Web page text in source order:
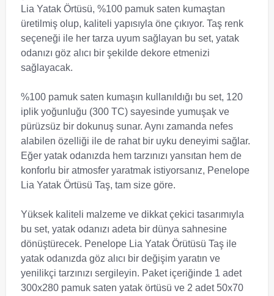
Lia Yatak Örtüsü, %100 pamuk saten kumaştan
üretilmiş olup, kaliteli yapısıyla öne çıkıyor. Taş renk
seçeneği ile her tarza uyum sağlayan bu set, yatak
odanızı göz alıcı bir şekilde dekore etmenizi
sağlayacak.
%100 pamuk saten kumaşın kullanıldığı bu set, 120
iplik yoğunluğu (300 TC) sayesinde yumuşak ve
pürüzsüz bir dokunuş sunar. Aynı zamanda nefes
alabilen özelliği ile de rahat bir uyku deneyimi sağlar.
Eğer yatak odanızda hem tarzınızı yansıtan hem de
konforlu bir atmosfer yaratmak istiyorsanız, Penelope
Lia Yatak Örtüsü Taş, tam size göre.
Yüksek kaliteli malzeme ve dikkat çekici tasarımıyla
bu set, yatak odanızı adeta bir dünya sahnesine
dönüştürecek. Penelope Lia Yatak Örütüsü Taş ile
yatak odanızda göz alıcı bir değişim yaratın ve
yenilikçi tarzınızı sergileyin. Paket içeriğinde 1 adet
300x280 pamuk saten yatak örtüsü ve 2 adet 50x70